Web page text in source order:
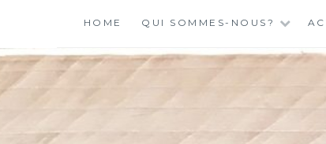
content
HOME QUI SOMMES-NOUS?